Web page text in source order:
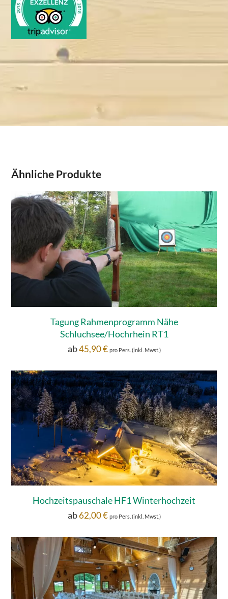
Ähnliche Produkte
Tagung Rahmenprogramm Nähe
Schluchsee/Hochrhein RT1
ab45,90€ pro Pers. (inkl. Mwst.)
Hochzeitspauschale HF1 Winterhochzeit
ab62,00€ pro Pers. (inkl. Mwst.)